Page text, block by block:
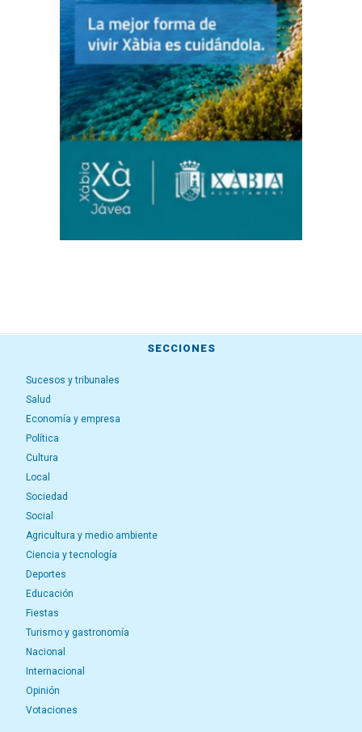
SECCIONES
Sucesos y tribunales
Salud
Economía y empresa
Política
Cultura
Local
Sociedad
Social
Agricultura y medio ambiente
Ciencia y tecnología
Deportes
Educación
Fiestas
Turismo y gastronomía
Nacional
Internacional
Opinión
Votaciones